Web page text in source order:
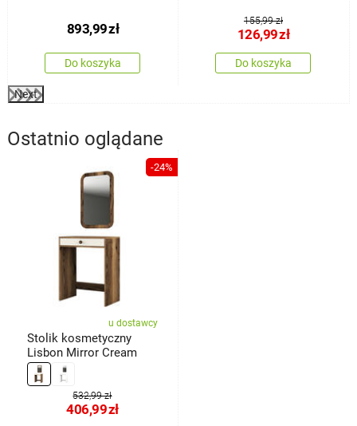
893,99zł
Do koszyka
155,99 zł
126,99zł
Do koszyka
Next
Ostatnio oglądane
-24%
u dostawcy
Stolik kosmetyczny
Lisbon Mirror Cream
532,99 zł
406,99zł